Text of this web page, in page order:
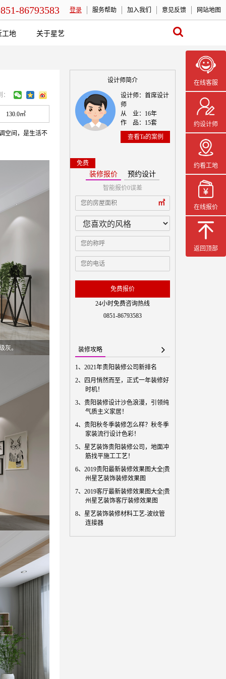
86793583 登录 服务帮助 加入我们 意见反馈 网站地图
工地 关于星艺
在线客服
约设计师
约看工地
在线报价
返回顶部
：
130.0㎡
空间，是生活不
灰。
设计师简介
设计师：首席设计
师
从 业：16年
作 品：15套
查看Ta的案例
免费
装修报价 预约设计
智能报价0误差
㎡
免费报价
本案设计师
免费预
24小时免费咨询热线
0851-86793583
装修攻略
1、 2021年贵阳装修公司新排名
2、
四月悄然而至，正式一年装修好
时机！
3、 贵阳装修设计沙色浪漫，引领纯
气质主义家居！
4、 贵阳秋冬季装修怎么样？秋冬季
家装流行设计色彩！
5、 星艺装饰贵阳装修公司，地面冲
筋找平施工工艺！
6、 2019贵阳最新装修效果图大全|贵
州星艺装饰装修效果图
7、 2019客厅最新装修效果图大全|贵
州星艺装饰客厅装修效果图
8、 星艺装饰装修材料工艺-波纹管
连接器